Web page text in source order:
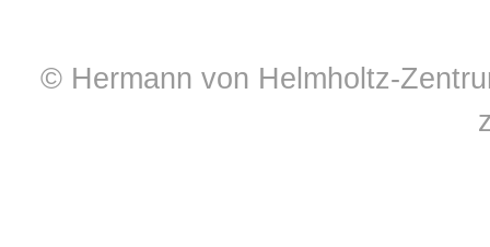
© Hermann von Helmholtz-